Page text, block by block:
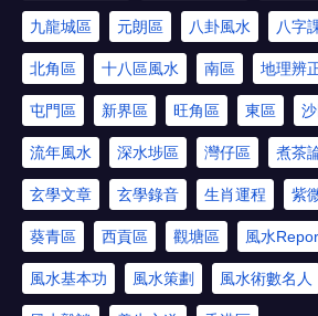
九龍城區 元朗區 八卦風水 八字
北角區 十八區風水 南區 地理辨
屯門區 新界區 旺角區 東區
流年風水 深水埗區 灣仔區 煮茶
玄學文章 玄學錄音 生肖運程 紫
葵青區 西貢區 觀塘區 風水
風水基本功 風水策劃 風水術數名人